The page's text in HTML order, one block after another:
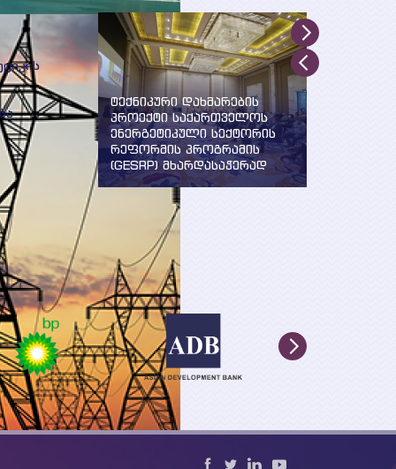
გარემოსა და ბუნებრივი
რესურსების დაცვის
სამინისტროს მხარდაჭერით
ტექნიკური დახმარების
პროექტი საქართველოს
ენერგეტიკული სექტორის
რეფორმის პროგრამის
(GESRP) მხარდასაჭერად